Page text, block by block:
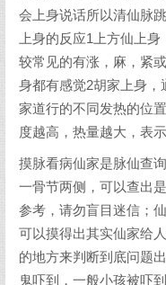
会上身说话所以清仙脉
上身的反应1上方仙上
较常见的有涨，麻，紧
身都有感觉2胡家上身，
家道行的不同发热的位
度越高，热量越大，表
摸脉看病仙家是脉仙查
一骨节两侧，可以查出
参考，请勿盲目迷信；
可以摸得出其实仙家给
的地方来判断到底问题
鬼吓到，一般小孩被吓